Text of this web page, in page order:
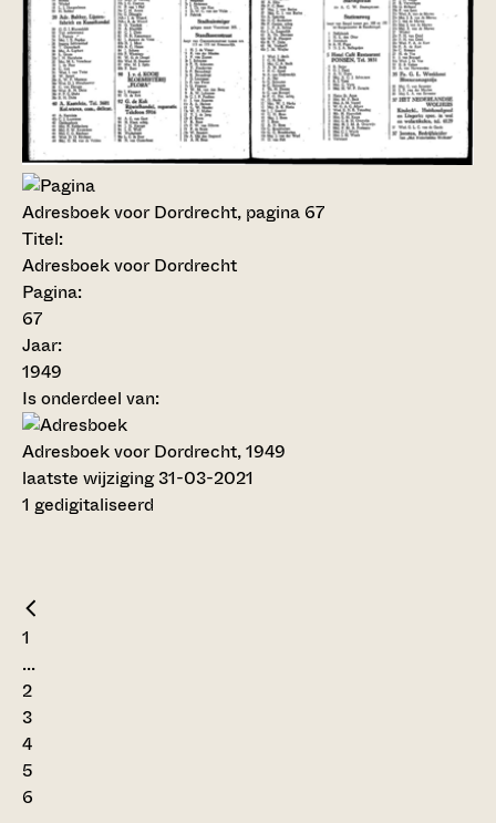
Adresboek voor Dordrecht, pagina 67
Titel:
Adresboek voor Dordrecht
Pagina:
67
Jaar:
1949
Is onderdeel van:
Adresboek voor Dordrecht, 1949
laatste wijziging 31-03-2021
1 gedigitaliseerd
1
...
2
3
4
5
6